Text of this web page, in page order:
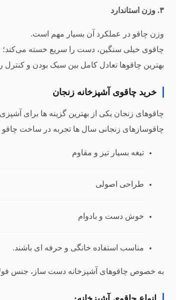
۳. وزن استاندارد
وزن چاقو در عملکرد آن بسیار مهم است.
چاقوی خیلی سنگین، دست را سریع خسته
بهترین چاقوها تعادل کامل بین سبک بودن و
خرید چاقوی آشپزخانه زنجان
چاقوهای زنجان یکی از بهترین گزینه‌ ها برای
چاقوسازهای زنجانی سال‌ ها تجربه در ساخت چاقو
تیغه بسیار تیز و مقاوم
طراحی اصولی
خوش‌ دست و بادوام
مناسب استفاده خانگی و حرفه‌ ای باشند.
به‌ خصوص چاقوهای آشپزخانه دست‌ ساز، جنس